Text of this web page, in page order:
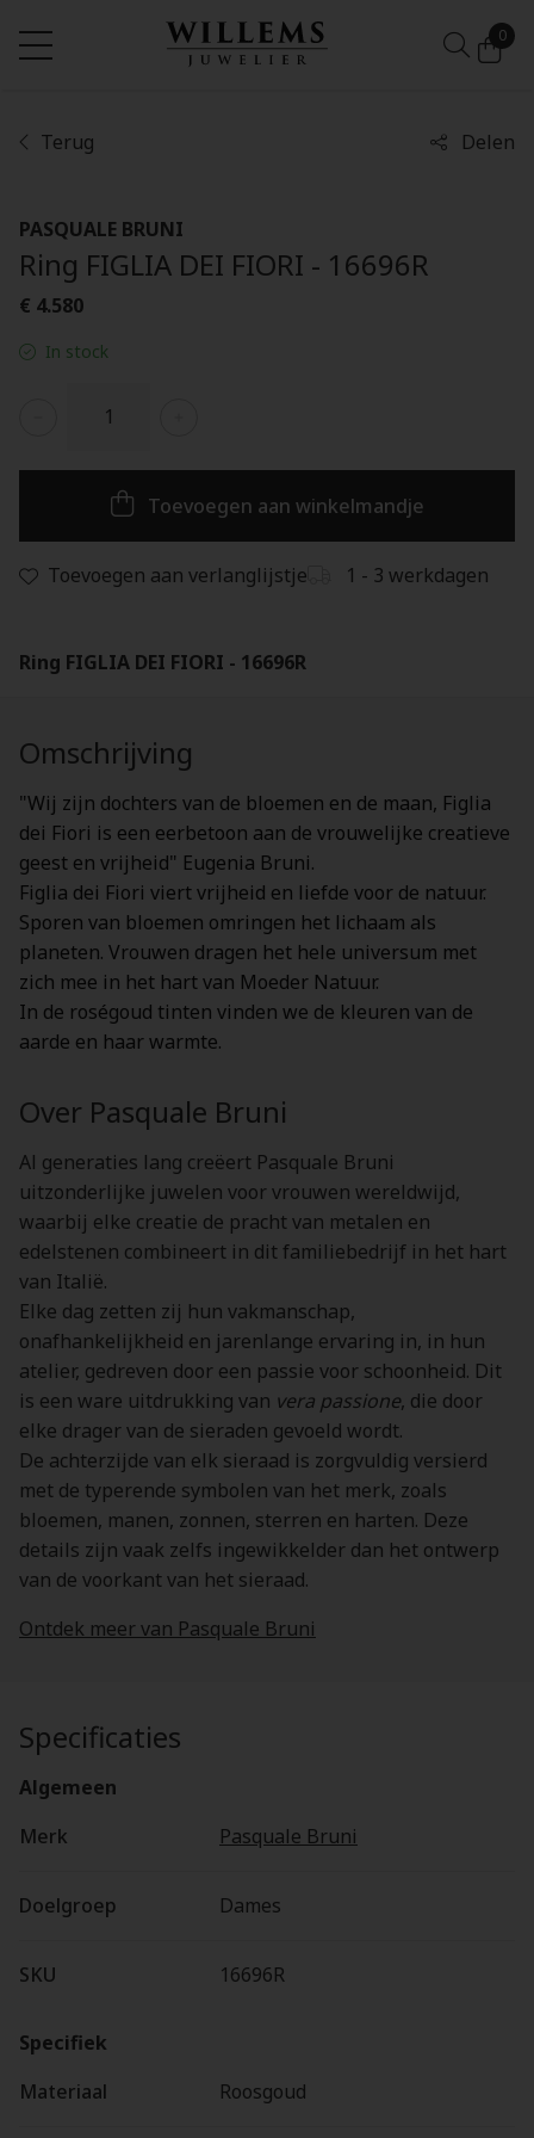
0
Terug Delen
PASQUALE BRUNI
Ring FIGLIA DEI FIORI - 16696R
€ 4.580
In stock
Toevoegen aan winkelmandje
Toevoegen aan verlanglijstje 1 - 3 werkdagen
Ring FIGLIA DEI FIORI - 16696R
Omschrijving
"Wij zijn dochters van de bloemen en de maan, Figlia
dei Fiori is een eerbetoon aan de vrouwelijke creatieve
geest en vrijheid" Eugenia Bruni.
Figlia dei Fiori viert vrijheid en liefde voor de natuur.
Sporen van bloemen omringen het lichaam als
planeten. Vrouwen dragen het hele universum met
zich mee in het hart van Moeder Natuur.
In de roségoud tinten vinden we de kleuren van de
aarde en haar warmte.
Over Pasquale Bruni
Al generaties lang creëert Pasquale Bruni
uitzonderlijke juwelen voor vrouwen wereldwijd,
waarbij elke creatie de pracht van metalen en
edelstenen combineert in dit familiebedrijf in het hart
van Italië.
Elke dag zetten zij hun vakmanschap,
onafhankelijkheid en jarenlange ervaring in, in hun
atelier, gedreven door een passie voor schoonheid. Dit
is een ware uitdrukking van vera passione, die door
elke drager van de sieraden gevoeld wordt.
De achterzijde van elk sieraad is zorgvuldig versierd
met de typerende symbolen van het merk, zoals
bloemen, manen, zonnen, sterren en harten. Deze
details zijn vaak zelfs ingewikkelder dan het ontwerp
van de voorkant van het sieraad.
Ontdek meer van Pasquale Bruni
Specificaties
Algemeen
Merk
Pasquale Bruni
Doelgroep Dames
SKU 16696R
Specifiek
Materiaal
Roosgoud